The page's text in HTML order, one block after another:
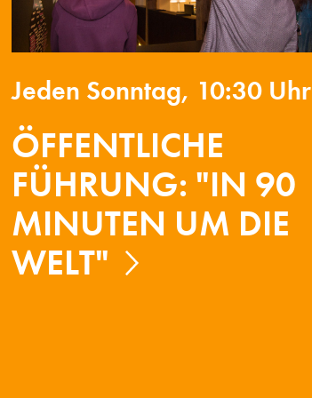
Jeden Sonntag, 10:30 Uhr
ÖFFENTLICHE
FÜHRUNG: "IN 90
MINUTEN UM DIE
WELT"